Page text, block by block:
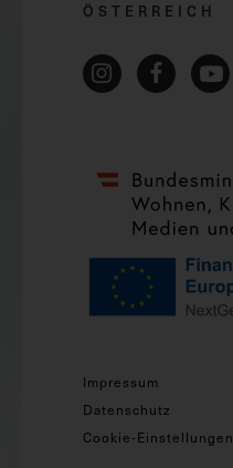
ÖSTERREICH
Impressum
Datenschutz
Cookie-Einstellungen